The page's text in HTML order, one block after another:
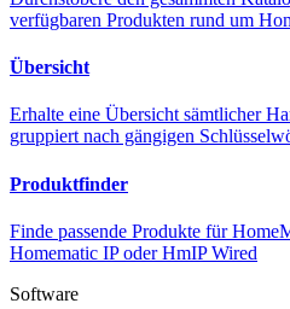
verfügbaren Produkten rund um
Übersicht
Erhalte eine Übersicht sämtlicher
gruppiert nach gängigen
Produktfinder
Finde passende Produkte für
Homematic IP oder HmIP Wired
Software